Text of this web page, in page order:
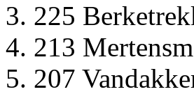
225
213
207